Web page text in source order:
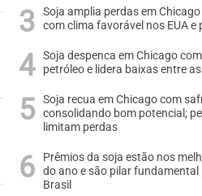
Soja amplia perdas em
com clima favorável nos EUA e
Soja despenca em Chicago
petróleo e lidera baixas entre
Soja recua em Chicago com
consolidando bom potencial;
limitam perdas
Prêmios da soja estão nos
do ano e são pilar
Brasil